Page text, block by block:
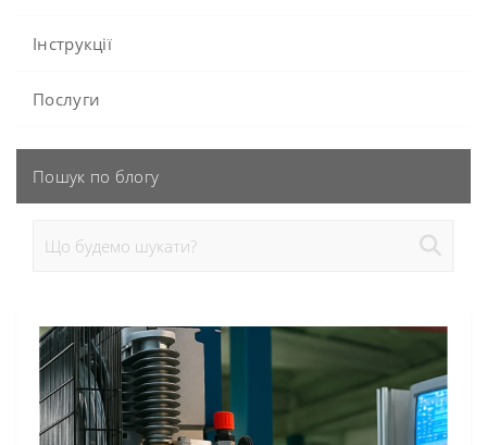
Інструкції
Послуги
Пошук по блогу